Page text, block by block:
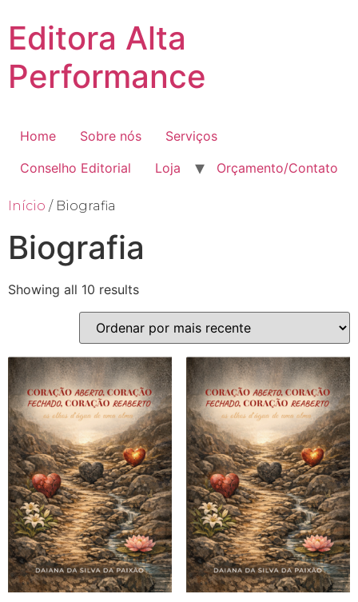
Editora Alta
Performance
Home Sobre nós
Serviços
Conselho Editorial
Loja Orçamento/Contato
Início / Biografia
Biografia
Showing all 10 results